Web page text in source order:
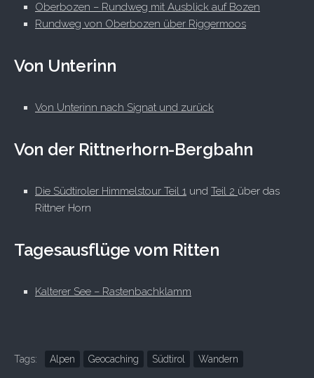
Oberbozen – Rundweg mit Ausblick auf Bozen
Rundweg von Oberbozen über Riggermoos
Von Unterinn
Von Unterinn nach Signat und zurück
Von der Rittnerhorn-Bergbahn
Die Südtiroler Himmelstour Teil 1 und Teil 2 über das
Rittner Horn
Tagesausflüge vom Ritten
Kalterer See – Rastenbachklamm
Tags: Alpen Geocaching Südtirol Wandern